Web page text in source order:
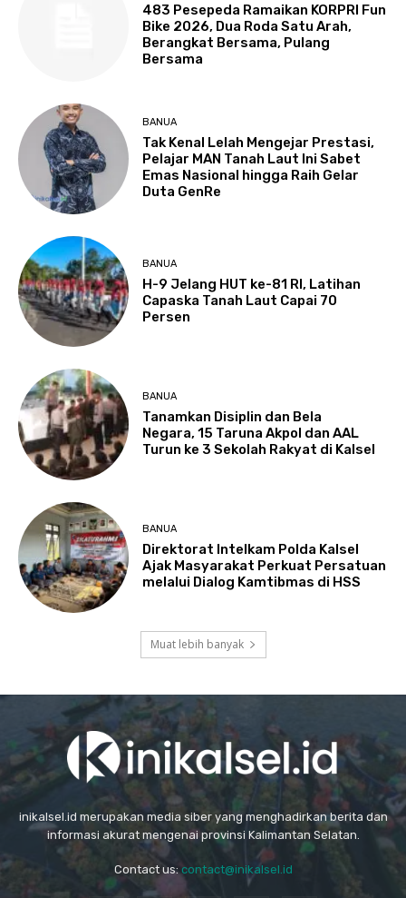
483 Pesepeda Ramaikan KORPRI Fun
Bike 2026, Dua Roda Satu Arah,
Berangkat Bersama, Pulang
Bersama
BANUA
Tak Kenal Lelah Mengejar Prestasi,
Pelajar MAN Tanah Laut Ini Sabet
Emas Nasional hingga Raih Gelar
Duta GenRe
BANUA
H-9 Jelang HUT ke-81 RI, Latihan
Capaska Tanah Laut Capai 70
Persen
BANUA
Tanamkan Disiplin dan Bela
Negara, 15 Taruna Akpol dan AAL
Turun ke 3 Sekolah Rakyat di Kalsel
BANUA
Direktorat Intelkam Polda Kalsel
Ajak Masyarakat Perkuat Persatuan
melalui Dialog Kamtibmas di HSS
Muat lebih banyak
inikalsel.id merupakan media siber yang menghadirkan berita dan
informasi akurat mengenai provinsi Kalimantan Selatan.
Contact us:contact@inikalsel.id